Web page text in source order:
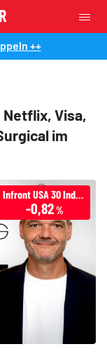
++
Visa,
im
Infront USA 30 Industrial
-0,82 %